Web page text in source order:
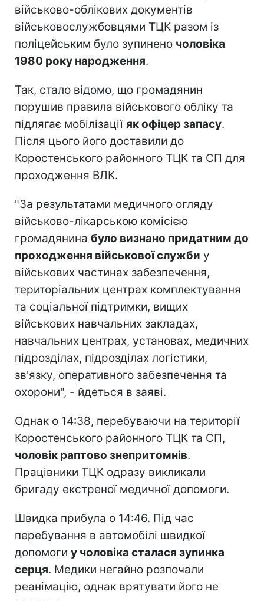
військово-облікових документів
військовослужбовцями ТЦК разом із
поліцейським було зупинено чоловіка
1980 року народження.
Так, стало відомо, що громадянин
порушив правила військового обліку та
підлягає мобілізації як офіцер запасу.
Після цього його доставили до
Коростенського районного ТЦК та СП для
проходження ВЛК.
"За результатами медичного огляду
військово-лікарською комісією
громадянина було визнано придатним до
проходження військової служби у
військових частинах забезпечення,
територіальних центрах комплектування
та соціальної підтримки, вищих
військових навчальних закладах,
навчальних центрах, установах, медичних
підрозділах, підрозділах логістики,
зв'язку, оперативного забезпечення та
охорони", - йдеться в заяві.
Однак о 14:38, перебуваючи на території
Коростенського районного ТЦК та СП,
чоловік раптово знепритомнів.
Працівники ТЦК одразу викликали
бригаду екстреної медичної допомоги.
Швидка прибула о 14:46. Під час
перебування в автомобілі швидкої
допомоги у чоловіка сталася зупинка
серця. Медики негайно розпочали
реанімацію, однак врятувати його не